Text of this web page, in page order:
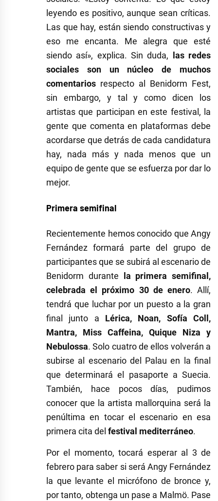
leyendo es positivo, aunque sean críticas.
Las que hay, están siendo constructivas y
eso me encanta. Me alegra que esté
siendo así», explica. Sin duda, las redes
sociales son un núcleo de muchos
comentarios respecto al Benidorm Fest,
sin embargo, y tal y como dicen los
artistas que participan en este festival, la
gente que comenta en plataformas debe
acordarse que detrás de cada candidatura
hay, nada más y nada menos que un
equipo de gente que se esfuerza por dar lo
mejor.
Primera semifinal
Recientemente hemos conocido que Angy
Fernández formará parte del grupo de
participantes que se subirá al escenario de
Benidorm durante
la primera semifinal,
celebrada el próximo 30 de enero. Allí,
tendrá que luchar por un puesto a la gran
final junto a Lérica, Noan, Sofía Coll,
Mantra, Miss Caffeina, Quique Niza y
Nebulossa. Solo cuatro de ellos volverán a
subirse al escenario del Palau en la final
que determinará el pasaporte a Suecia.
También, hace pocos días, pudimos
conocer que la artista mallorquina será la
penúltima en tocar el escenario en esa
primera cita del festival mediterráneo.
Por el momento, tocará esperar al 3 de
febrero para saber si será Angy Fernández
la que levante el micrófono de bronce y,
por tanto, obtenga un pase a Malmö. Pase